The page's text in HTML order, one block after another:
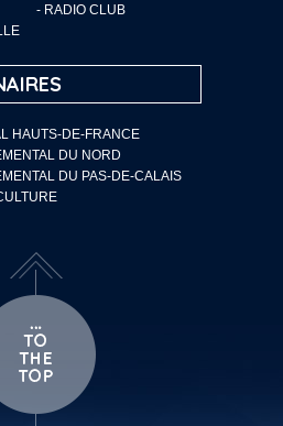
- RADIO CLUB
HAUTS-DE-FRANCE
DU NORD
DU PAS-DE-CALAIS